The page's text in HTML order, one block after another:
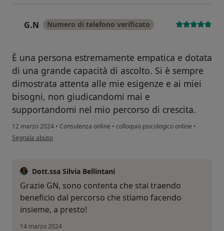
G.N Numero di telefono verificato
È una persona estremamente empatica e dotata
di una grande capacità di ascolto. Si è sempre
dimostrata attenta alle mie esigenze e ai miei
bisogni, non giudicandomi mai e
supportandomi nel mio percorso di crescita.
12 marzo 2024 • Consulenza online • colloquio psicologico online •
secondo l'opinione dell'utente G.N
Segnala abuso
Dott.ssa Silvia Bellintani
Grazie GN, sono contenta che stai traendo
beneficio dal percorso che stiamo facendo
insieme, a presto!
14 marzo 2024